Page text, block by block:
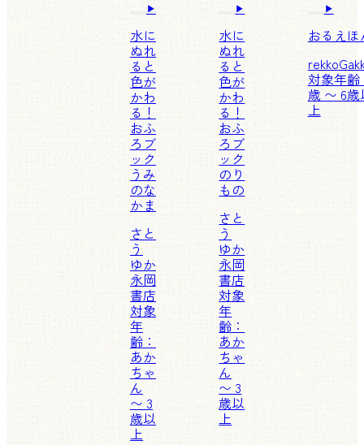
水に
ぬれ
ると
色が
かわ
る！
おふ
ろブ
ック
うみ
のな
かま
さと
う
ゆか
永岡
書店
対象
年
齢：
あか
ちゃ
ん
〜 3
歳以
上
水に
ぬれ
ると
色が
かわ
る！
おふ
ろブ
ック
のり
もの
さと
う
ゆか
永岡
書店
対象
年
齢：
あか
ちゃ
ん
〜 3
歳以
上
おるえほ
rekko
対象年齢
歳 〜 6歳
上